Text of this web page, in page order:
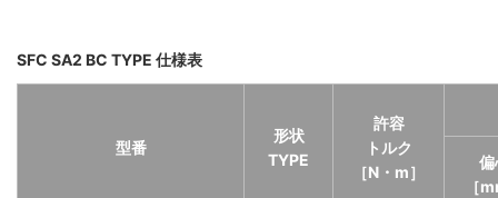
SFC SA2 BC TYPE 仕様表
型番
形状
TYPE
許容
トルク
［N・m］
偏
［